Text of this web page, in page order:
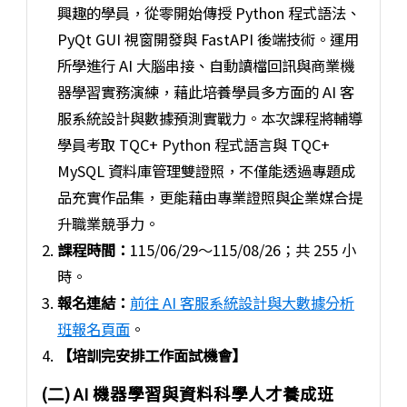
興趣的學員，從零開始傳授 Python 程式語法、
PyQt GUI 視窗開發與 FastAPI 後端技術。運用
所學進行 AI 大腦串接、自動讀檔回訊與商業機
器學習實務演練，藉此培養學員多方面的 AI 客
服系統設計與數據預測實戰力。本次課程將輔導
學員考取 TQC+ Python 程式語言與 TQC+
MySQL 資料庫管理雙證照，不僅能透過專題成
品充實作品集，更能藉由專業證照與企業媒合提
升職業競爭力。
課程時間： 115/06/29～115/08/26；共 255 小
時。
報名連結： 前往 AI 客服系統設計與大數據分析
班報名頁面 。
【培訓完安排工作面試機會】
(二) AI 機器學習與資料科學人才養成班